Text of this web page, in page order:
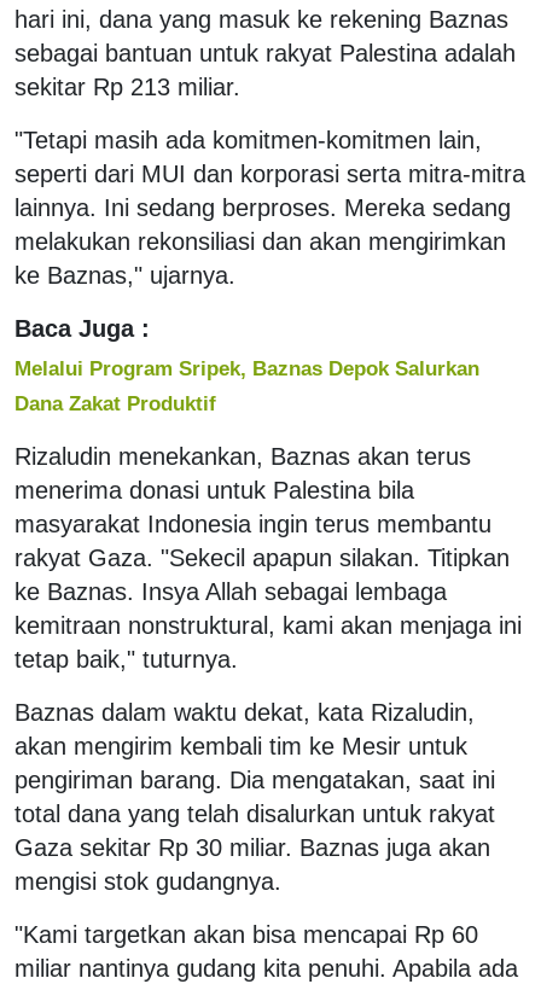
hari ini, dana yang masuk ke rekening Baznas
sebagai bantuan untuk rakyat Palestina adalah
sekitar Rp 213 miliar.
"Tetapi masih ada komitmen-komitmen lain,
seperti dari MUI dan korporasi serta mitra-mitra
lainnya. Ini sedang berproses. Mereka sedang
melakukan rekonsiliasi dan akan mengirimkan
ke Baznas," ujarnya.
Baca Juga :
Melalui Program Sripek, Baznas Depok Salurkan
Dana Zakat Produktif
Rizaludin menekankan, Baznas akan terus
menerima donasi untuk Palestina bila
masyarakat Indonesia ingin terus membantu
rakyat Gaza. "Sekecil apapun silakan. Titipkan
ke Baznas. Insya Allah sebagai lembaga
kemitraan nonstruktural, kami akan menjaga ini
tetap baik," tuturnya.
Baznas dalam waktu dekat, kata Rizaludin,
akan mengirim kembali tim ke Mesir untuk
pengiriman barang. Dia mengatakan, saat ini
total dana yang telah disalurkan untuk rakyat
Gaza sekitar Rp 30 miliar. Baznas juga akan
mengisi stok gudangnya.
"Kami targetkan akan bisa mencapai Rp 60
miliar nantinya gudang kita penuhi. Apabila ada